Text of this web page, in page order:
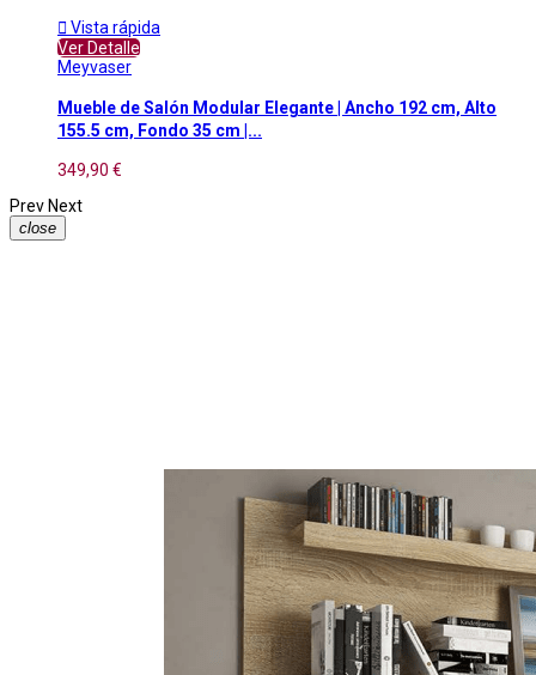
 Vista rápida
Ver Detalle
Meyvaser
Mueble de Salón Modular Elegante | Ancho 192 cm, Alto
155.5 cm, Fondo 35 cm |...
349,90 €
Prev Next
close